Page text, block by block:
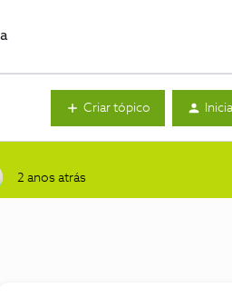
Criar tópico
2 anos atrás